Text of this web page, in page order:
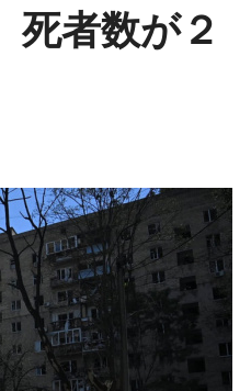
追加
死者数が２